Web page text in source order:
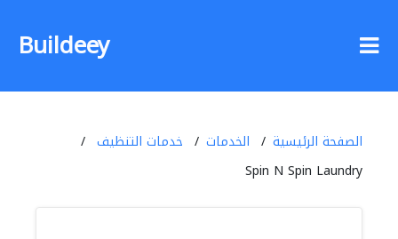
Buildeey
الصفحة الرئيسية الخدمات
خدمات التنظيف
Spin N Spin Laundry